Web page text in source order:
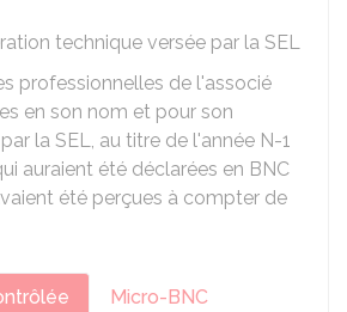
technique versée par la SEL
professionnelles de l'associé
en son nom et pour son
la SEL, au titre de l'année N-1
auraient été déclarées en BNC
été perçues à compter de
Micro-BNC